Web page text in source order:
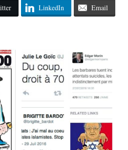
LinkedIn Email